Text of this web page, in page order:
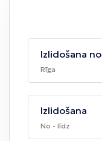
Izlidošana no
Rīga
Izlidošana
No - līdz